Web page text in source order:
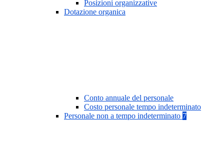
Posizioni organizzative
Dotazione organica
Conto annuale del personale
Costo personale tempo indeterminato
Personale non a tempo indeterminato 7